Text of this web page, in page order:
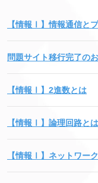
【情報Ⅰ】情報通信と
問題サイト移行完了の
【情報Ⅰ】2進数とは
【情報Ⅰ】論理回路とは
【情報Ⅰ】ネットワー